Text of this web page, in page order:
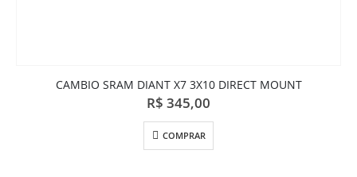
CAMBIO SRAM DIANT X7 3X10 DIRECT MOUNT
R$ 345,00
COMPRAR